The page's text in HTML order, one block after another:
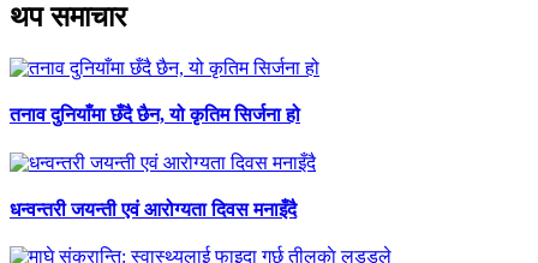
थप समाचार
तनाव दुनियाँमा छँदै छैन, यो कृतिम सिर्जना हो
धन्वन्तरी जयन्ती एवं आरोग्यता दिवस मनाइँदै